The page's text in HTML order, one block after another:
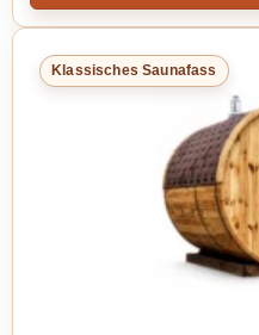
Klassisches Saunafass